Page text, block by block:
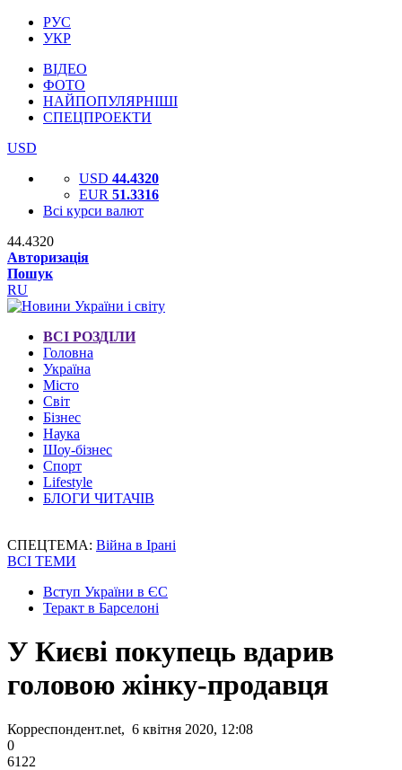
РУС
УКР
ВІДЕО
ФОТО
НАЙПОПУЛЯРНІШІ
СПЕЦПРОЕКТИ
USD
USD 44.4320
EUR 51.3316
Всі курси валют
44.4320
Авторизація
Пошук
RU
ВСІ РОЗДІЛИ
Головна
Україна
Місто
Світ
Бізнес
Наука
Шоу-бізнес
Спорт
Lifestyle
БЛОГИ ЧИТАЧІВ
СПЕЦТЕМА: Війна в Ірані
ВСІ ТЕМИ
Вступ України в ЄС
Теракт в Барселоні
У Києві покупець вдарив
головою жінку-продавця
Корреспондент.net, 6 квітня 2020, 12:08
0
6122